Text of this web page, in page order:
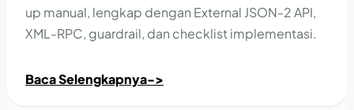
up manual, lengkap dengan External JSON-2 API,
XML-RPC, guardrail, dan checklist implementasi.
Baca Selengkapnya->